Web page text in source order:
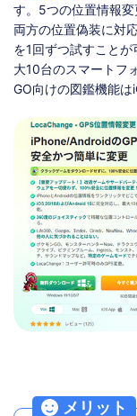
す。5つの位置情報
両方の位置偽装に対
を1回ずつ試すこと
大10台のスマートフ
GO向けの図鑑機能は
メリット